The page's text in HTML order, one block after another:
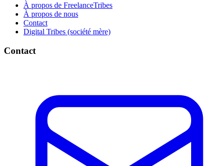
À propos de FreelanceTribes
À propos de nous
Contact
Digital Tribes (société mère)
Contact